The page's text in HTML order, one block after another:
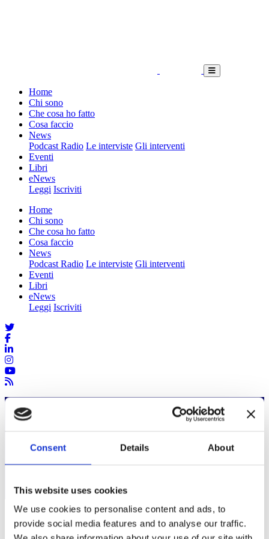
Consent Details About
This website uses cookies
We use cookies to personalise content and ads, to
provide social media features and to analyse our traffic.
Home
Chi sono
Che cosa ho fatto
Cosa faccio
News
Podcast Radio Le interviste Gli interventi
Eventi
Libri
eNews
Leggi Iscriviti
Home
Chi sono
Che cosa ho fatto
Cosa faccio
News
Podcast Radio Le interviste Gli interventi
Eventi
Libri
eNews
Leggi Iscriviti
eNews
Il Treno Pd attraversa la Puglia, 20
ottobre
Il Treno Pd attraversa la Puglia, 20
ottobre